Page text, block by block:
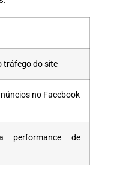
tráfego do site
no Facebook
performance de